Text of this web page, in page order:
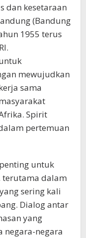
dan kesetaraan
(Bandung
1955 terus
mewujudkan
sama
Spirit
pertemuan
untuk
terutama dalam
sering kali
Dialog antar
yang
negara-negara